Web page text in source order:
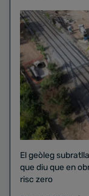
El geòleg
que diu que en
risc zero